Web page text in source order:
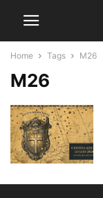
Home Tags M26
M26